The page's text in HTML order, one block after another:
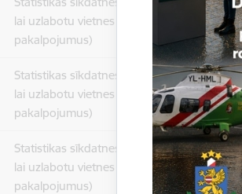
lai uzlabotu vietnes darbību un
pakalpojumus)
Statistikas sīkdatnes (nepieciešamas,
lai uzlabotu vietnes darbību un
pakalpojumus)
Statistikas sīkdatnes (nepieciešamas,
lai uzlabotu vietnes darbību un
pakalpojumus)